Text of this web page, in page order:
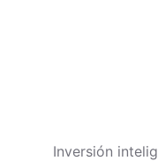
Inversión